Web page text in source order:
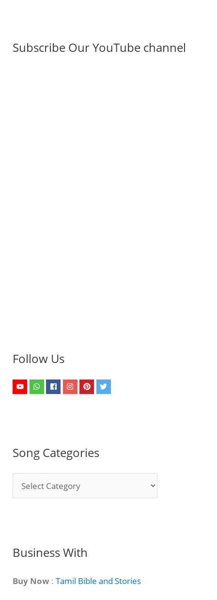
Subscribe Our YouTube channel
Follow Us
Song Categories
o
C
t
Business With
Buy Now :Tamil Bible and Stories